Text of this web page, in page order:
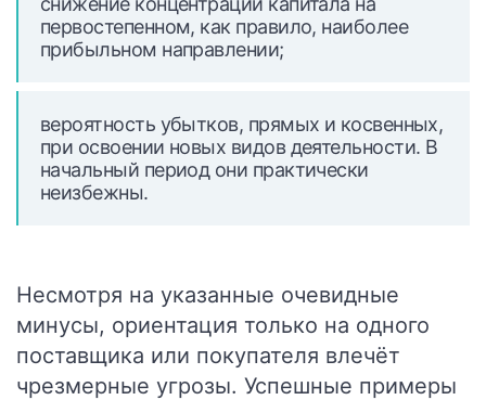
первостепенном, как правило, наиболее
прибыльном направлении;
вероятность убытков, прямых и косвенных,
при освоении новых видов деятельности. В
начальный период они практически
неизбежны.
Несмотря на указанные очевидные
минусы, ориентация только на одного
поставщика или покупателя влечёт
чрезмерные угрозы. Успешные примеры